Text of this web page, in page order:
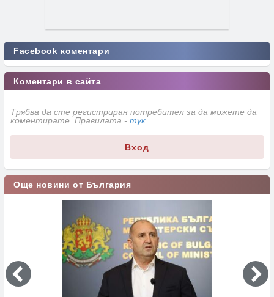
Facebook коментари
Коментари в сайта
Трябва да сте регистриран потребител за да можете да
коментирате. Правилата - тук
Вход
Още новини от България